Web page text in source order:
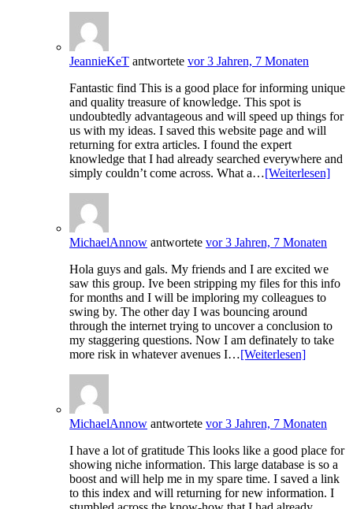
JeannieKeT antwortete vor 3 Jahren, 7 Monaten
Fantastic find This is a good place for informing unique
and quality treasure of knowledge. This spot is
undoubtedly advantageous and will speed up things for
us with my ideas. I saved this website page and will
returning for extra articles. I found the expert
knowledge that I had already searched everywhere and
simply couldn’t come across. What a…[Weiterlesen]
MichaelAnnow antwortete vor 3 Jahren, 7 Monaten
Hola guys and gals. My friends and I are excited we
saw this group. Ive been stripping my files for this info
for months and I will be imploring my colleagues to
swing by. The other day I was bouncing around
through the internet trying to uncover a conclusion to
my staggering questions. Now I am definately to take
more risk in whatever avenues I…[Weiterlesen]
MichaelAnnow antwortete vor 3 Jahren, 7 Monaten
I have a lot of gratitude This looks like a good place for
showing niche information. This large database is so a
boost and will help me in my spare time. I saved a link
to this index and will returning for new information. I